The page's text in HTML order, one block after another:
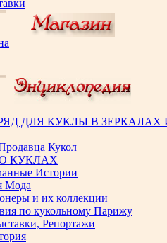
ДЛЯ КУКЛЫ В ЗЕРКАЛАХ
Кукол
КУКЛАХ
Истории
Мода
и их коллекции
по кукольному Парижу
Репортажи